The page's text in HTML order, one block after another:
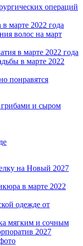
операций
марте 2022 года
волос на март
в марте 2022 года
в марте 2022
понравятся
грибами и сыром
на Новый 2027
в марте 2022
одежде от
мягким и сочным
2027